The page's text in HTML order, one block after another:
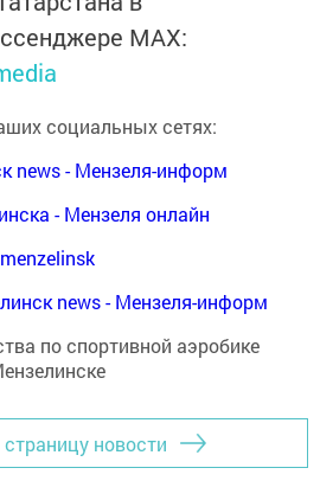
MАХ:
социальных сетях:
news - Мензеля-информ
- Мензеля онлайн
news - Мензеля-информ
новости